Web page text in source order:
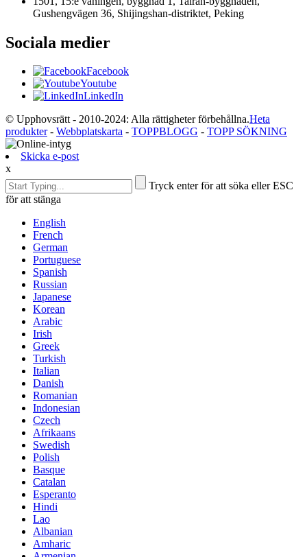
Gushengvägen 36, Shijingshan-distriktet, Peking
Sociala medier
Facebook
Youtube
LinkedIn
© Upphovsrätt - 2010-2024: Alla rättigheter förbehållna.Heta
produkter- Webbplatskarta - TOPPBLOGG - TOPP SÖKNING
Skicka e-post
x
Tryck enter för att söka eller ESC
för att stänga
English
French
German
Portuguese
Spanish
Russian
Japanese
Korean
Arabic
Irish
Greek
Turkish
Italian
Danish
Romanian
Indonesian
Czech
Afrikaans
Swedish
Polish
Basque
Catalan
Esperanto
Hindi
Lao
Albanian
Amharic